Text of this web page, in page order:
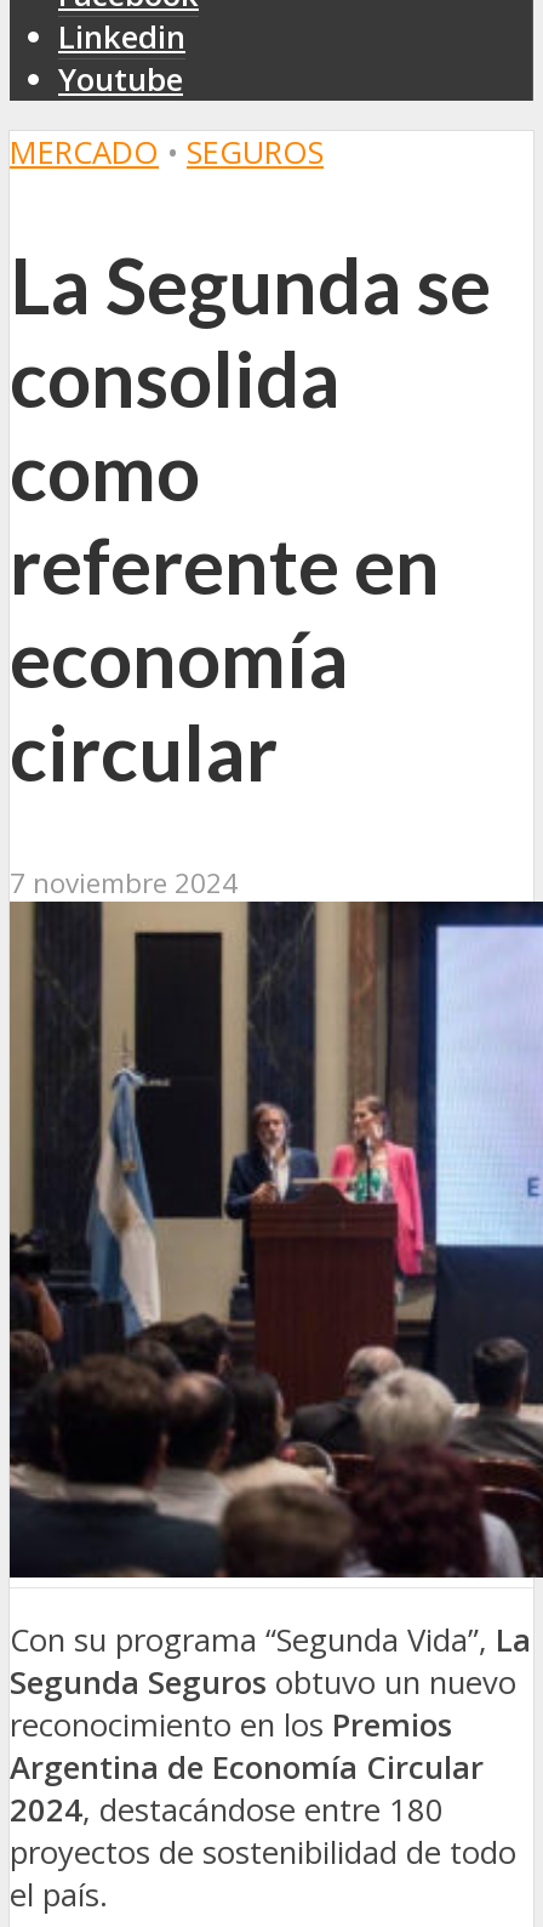
Linkedin
Youtube
MERCADO • SEGUROS
La Segunda se
consolida
como
referente en
economía
circular
7 noviembre 2024
Con su programa “Segunda Vida”, La
Segunda Seguros obtuvo un nuevo
reconocimiento en los Premios
Argentina de Economía Circular
2024, destacándose entre 180
proyectos de sostenibilidad de todo
el país.